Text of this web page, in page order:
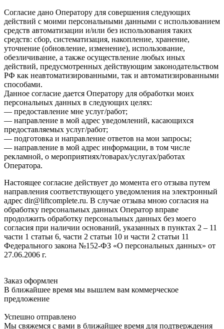
Согласие дано Оператору для совершения следующих
действий с моими персональными данными с использованием
средств автоматизации и/или без использования таких
средств: сбор, систематизация, накопление, хранение,
уточнение (обновление, изменение), использование,
обезличивание, а также осуществление любых иных
действий, предусмотренных действующим законодательством
РФ как неавтоматизированными, так и автоматизированными
способами.
Данное согласие дается Оператору для обработки моих
персональных данных в следующих целях:
— предоставление мне услуг/работ;
— направление в мой адрес уведомлений, касающихся
предоставляемых услуг/работ;
— подготовка и направление ответов на мои запросы;
— направление в мой адрес информации, в том числе
рекламной, о мероприятиях/товарах/услугах/работах
Оператора.
Настоящее согласие действует до момента его отзыва путем
направления соответствующего уведомления на электронный
адрес dir@liftcomplete.ru. В случае отзыва мною согласия на
обработку персональных данных Оператор вправе
продолжить обработку персональных данных без моего
согласия при наличии оснований, указанных в пунктах 2 – 11
части 1 статьи 6, части 2 статьи 10 и части 2 статьи 11
Федерального закона №152-ФЗ «О персональных данных» от
27.06.2006 г.
Заказ оформлен
В ближайшее время мы вышлем вам коммерческое
предложение
Успешно отправлено
Мы свяжемся с вами в ближайшее время для подтверждения